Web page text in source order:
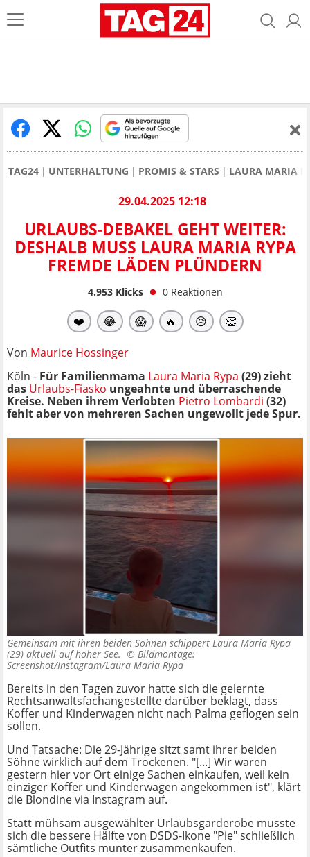
TAG24 UNTERHALTUNG PROMIS & STARS LAURA MARIA
29.04.2025 12:18
URLAUBS-DEBAKEL GEHT WEITER:
DESHALB MUSS LAURA MARIA RYPA
FREMDE LÄDEN PLÜNDERN
4.953Klicks 0 Reaktionen
❤️ 😂 😱 🔥 😥 👏
Von Maurice Hossinger
Köln - Für Familienmama Laura Maria Rypa (29) zieht
das Urlaubs-Fiasko ungeahnte und überraschende
Kreise. Neben ihrem Verlobten Pietro Lombardi (32)
fehlt aber von mehreren Sachen ungewollt jede Spur.
Gemeinsam mit ihren beiden Söhnen schippert Laura Maria Rypa
(29) aktuell auf hoher See. © Bildmontage:
Screenshot/Instagram/Laura Maria Rypa
Bereits in den Tagen zuvor hatte sich die gelernte
Rechtsanwaltsfachangestellte darüber beklagt, dass
Koffer und Kinderwagen nicht nach Palma geflogen sein
sollen.
Und Tatsache: Die 29-Jährige sitzt samt ihrer beiden
Söhne wirklich auf dem Trockenen. "[...] Wir waren
gestern hier vor Ort einige Sachen einkaufen, weil kein
einziger Koffer und Kinderwagen angekommen ist", klärt
die Blondine via Instagram auf.
Statt mühsam ausgewählter Urlaubsgarderobe musste
sich die bessere Hälfte von DSDS-Ikone "Pie" schließlich
sämtliche Outfits munter zusammenkaufen.